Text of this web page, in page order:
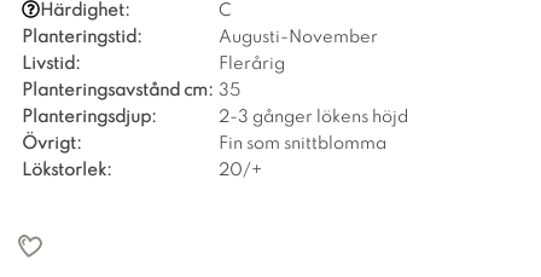
Härdighet:
C
Planteringstid:
Augusti-November
Livstid:
Flerårig
Planteringsavstånd cm: 35
Planteringsdjup:
2-3 gånger lökens höjd
Övrigt:
Fin som snittblomma
Lökstorlek:
20/+